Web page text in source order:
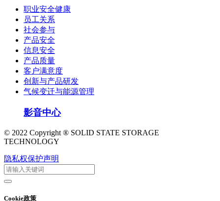
职业安全健康
员工关系
社会参与
产品安全
信息安全
产品质量
客户满意度
创新与产品研发
气候变迁与能源管理
影音中心
© 2022 Copyright ® SOLID STATE STORAGE
TECHNOLOGY
隐私权保护声明
Cookie政策